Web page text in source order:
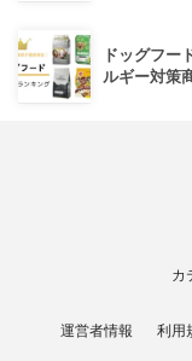
ドッグフー
ルギー対策
カ
運営者情報 利用